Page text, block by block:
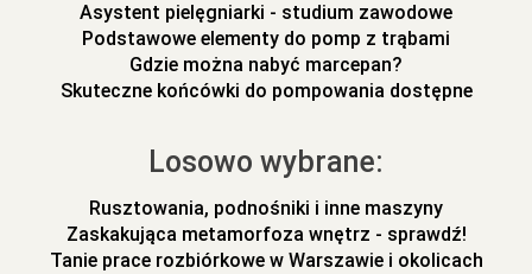
Asystent pielęgniarki - studium zawodowe
Podstawowe elementy do pomp z trąbami
Gdzie można nabyć marcepan?
Skuteczne końcówki do pompowania dostępne
Losowo wybrane:
Rusztowania, podnośniki i inne maszyny
Zaskakująca metamorfoza wnętrz - sprawdź!
Tanie prace rozbiórkowe w Warszawie i okolicach